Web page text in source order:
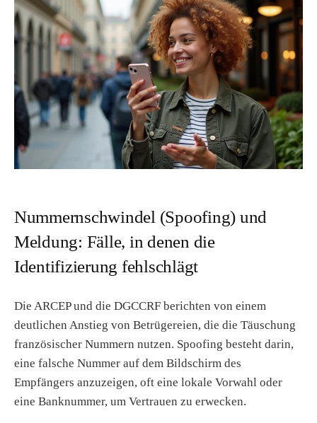
Nummernschwindel (Spoofing) und
Meldung: Fälle, in denen die
Identifizierung fehlschlägt
Die ARCEP und die DGCCRF berichten von einem
deutlichen Anstieg von Betrügereien, die die Täuschung
französischer Nummern nutzen. Spoofing besteht darin,
eine falsche Nummer auf dem Bildschirm des
Empfängers anzuzeigen, oft eine lokale Vorwahl oder
eine Banknummer, um Vertrauen zu erwecken.